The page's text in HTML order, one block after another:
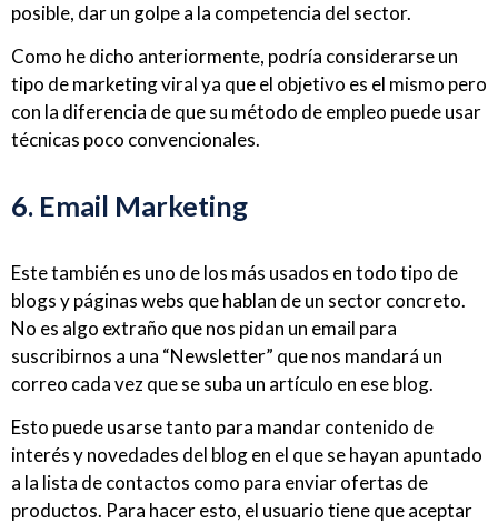
posible, dar un golpe a la competencia del sector.
Como he dicho anteriormente, podría considerarse un
tipo de marketing viral ya que el objetivo es el mismo pero
con la diferencia de que su método de empleo puede usar
técnicas poco convencionales.
6. Email Marketing
Este también es uno de los más usados en todo tipo de
blogs y páginas webs que hablan de un sector concreto.
No es algo extraño que nos pidan un email para
suscribirnos a una “Newsletter” que nos mandará un
correo cada vez que se suba un artículo en ese blog.
Esto puede usarse tanto para mandar contenido de
interés y novedades del blog en el que se hayan apuntado
a la lista de contactos como para enviar ofertas de
productos. Para hacer esto, el usuario tiene que aceptar